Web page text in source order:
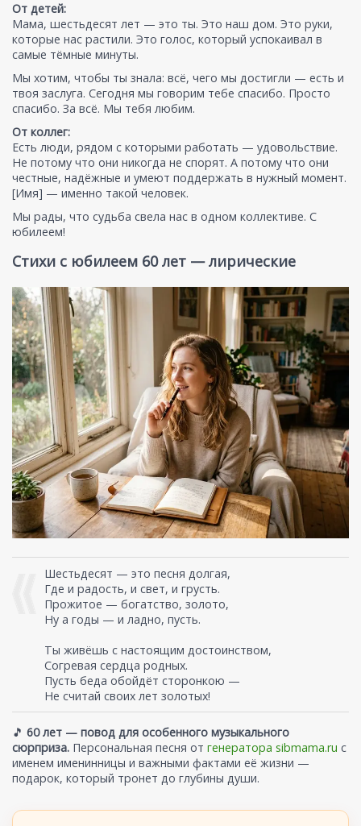
От детей:
Мама, шестьдесят лет — это ты. Это наш дом. Это руки,
которые нас растили. Это голос, который успокаивал в
самые тёмные минуты.
Мы хотим, чтобы ты знала: всё, чего мы достигли — есть и
твоя заслуга. Сегодня мы говорим тебе спасибо. Просто
спасибо. За всё. Мы тебя любим.
От коллег:
Есть люди, рядом с которыми работать — удовольствие.
Не потому что они никогда не спорят. А потому что они
честные, надёжные и умеют поддержать в нужный момент.
[Имя] — именно такой человек.
Мы рады, что судьба свела нас в одном коллективе. С
юбилеем!
Стихи с юбилеем 60 лет — лирические
Шестьдесят — это песня долгая,
Где и радость, и свет, и грусть.
Прожитое — богатство, золото,
Ну а годы — и ладно, пусть.
Ты живёшь с настоящим достоинством,
Согревая сердца родных.
Пусть беда обойдёт сторонкою —
Не считай своих лет золотых!
🎵 60 лет — повод для особенного музыкального
сюрприза. Персональная песня от генератора sibmama.ru с
именем именинницы и важными фактами её жизни —
подарок, который тронет до глубины души.